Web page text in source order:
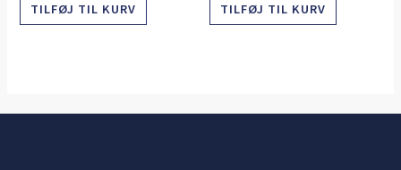
TILFØJ TIL KURV TILFØJ TIL KURV